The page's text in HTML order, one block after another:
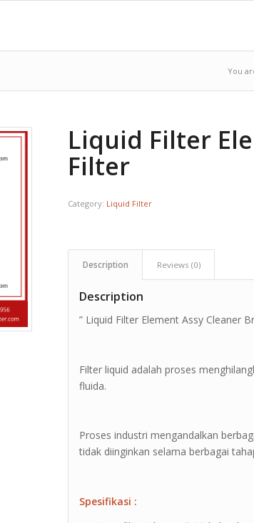
You
Liquid Filter
Filter
Category: Liquid Filter
Description Reviews (0)
Description
” Liquid Filter Element Assy Cleaner
Filter liquid adalah proses
fluida.
Proses industri mengandalkan
tidak diinginkan selama berbagai
Spesifikasi :